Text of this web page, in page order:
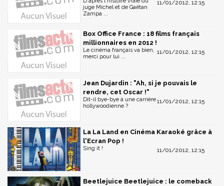
11/01/2012, 12:15
juge Michel et de Gaëtan
Zampa ...
Box Office France : 18 films français
millionnaires en 2012 !
11/01/2012, 12:15
Le cinéma français va bien,
merci pour lui ...
Jean Dujardin : "Ah, si je pouvais le
rendre, cet Oscar !"
11/01/2012, 12:15
Dit-il bye-bye à une carrière
hollywoodienne ?
La La Land en Cinéma Karaoké grâce à
l'Ecran Pop !
11/01/2012, 12:15
Sing it !
Beetlejuice Beetlejuice : le comeback